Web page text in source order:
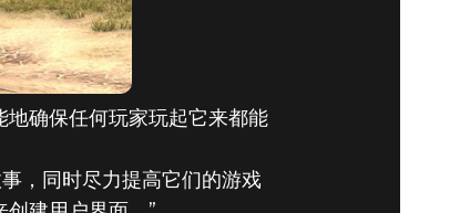
确保任何玩家玩起它来都能
，同时尽力提高它们的游戏